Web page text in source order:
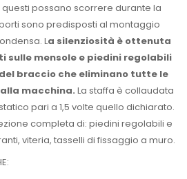
possano scorrere durante la
sono predisposti al montaggio
La silenziosità è ottenuta
mensole e piedini regolabili
braccio che eliminano tutte le
macchina. La staffa è collaudata
pari a 1,5 volte quello dichiarato.
completa di: piedini regolabili e
viteria, tasselli di fissaggio a muro.